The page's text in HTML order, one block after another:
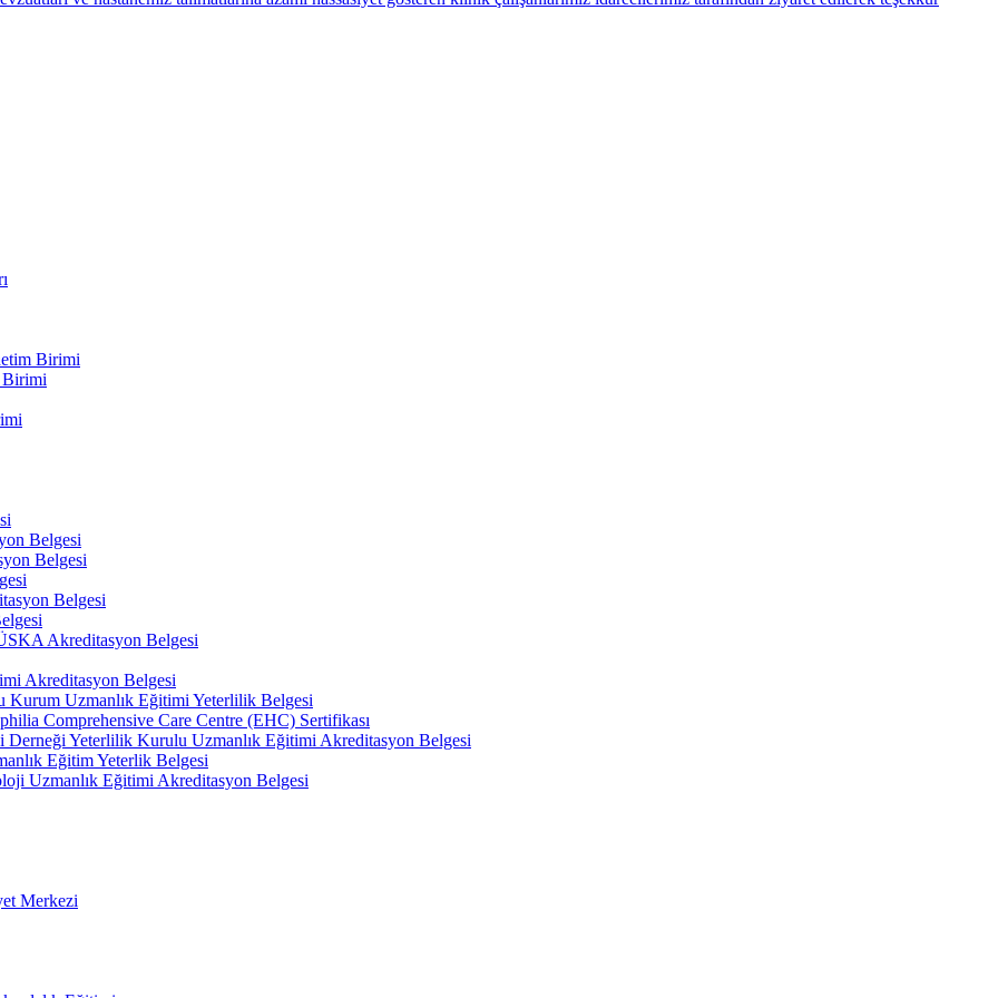
Birimi
Birimi
Belgesi
Belgesi
Belgesi
Akreditasyon Belgesi
Akreditasyon Belgesi
Uzmanlık Eğitimi Yeterlilik Belgesi
Comprehensive Care Centre (EHC) Sertifikası
Yeterlilik Kurulu Uzmanlık Eğitimi Akreditasyon Belgesi
Eğitim Yeterlik Belgesi
Uzmanlık Eğitimi Akreditasyon Belgesi
Merkezi